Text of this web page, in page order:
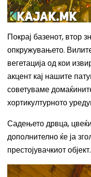
Покрај базенот, втор
опкружувањето.
вегетација од кои
акцент кај нашите
советуваме
хортикултурното
Садењето дрвца,
дополнително ќе ја
престојувачкиот објект.